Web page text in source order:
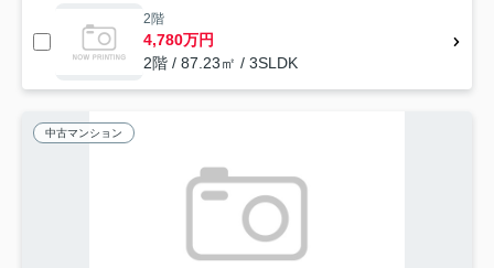
2階
4,780万円
2階 / 87.23㎡ / 3SLDK
中古マンション